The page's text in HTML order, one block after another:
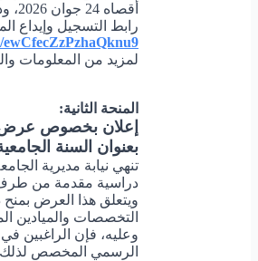
أقصاه 24 جوان 2026، وذلك حصرياً عبر الرابط التالي:
رابط التسجيل وإيداع
ewCfecZzPzhaQknu9
لمزيد من المعلومات
المنحة الثانية:
إعلان بخصوص عرض
بعنوان السنة الجامعية: 2026-
تنهي نيابة مديرية
دراسية مقدمة من طرف
التخصصات والميادين
وعليه، فإن الراغبين
الرسمي المخصص